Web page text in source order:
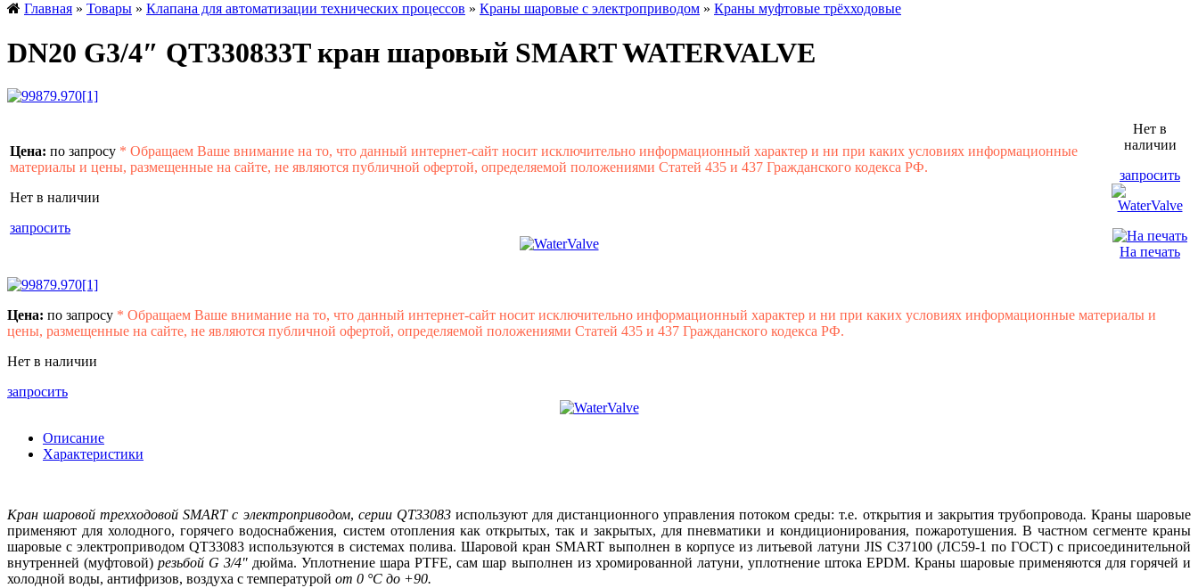
Главная » Товары » Клапана для автоматизации технических процессов » Краны шаровые с электроприводом » Краны муфтовые трёхходовые
DN20 G3/4″ QT330833T кран шаровый SMART WATERVALVE
Цена: по запросу * Обращаем Ваше внимание на то, что данный интернет-сайт носит исключительно информационный характер и ни при каких условиях информационные
материалы и цены, размещенные на сайте, не являются публичной офертой, определяемой положениями Статей 435 и 437 Гражданского кодекса РФ.
Нет в наличии
запросить
Нет в
наличии
запросить
На печать
Цена: по запросу * Обращаем Ваше внимание на то, что данный интернет-сайт носит исключительно информационный характер и ни при каких условиях информационные материалы и
цены, размещенные на сайте, не являются публичной офертой, определяемой положениями Статей 435 и 437 Гражданского кодекса РФ.
Нет в наличии
запросить
Описание
Характеристики
Кран шаровой трехходовойSMARTс электроприводом, серии QT33083 используют для дистанционного управления потоком среды: т.е. открытия и закрытия трубопровода. Краны шаровые
применяют для холодного, горячего водоснабжения, систем отопления как открытых, так и закрытых, для пневматики и кондиционирования, пожаротушения. В частном сегменте краны
шаровые с электроприводом QT33083 используются в системах полива. Шаровой кран SMART выполнен в корпусе из литьевой латуни JIS C37100 (ЛС59-1 по ГОСТ) с присоединительной
внутренней (муфтовой)резьбой G 3/4″ дюйма.Уплотнение шараPTFE, сам шар выполнен из хромированной латуни, уплотнение штока EPDM. Краны шаровые применяются для горячей и
холодной воды, антифризов, воздуха с температурой от 0 °С до +90.